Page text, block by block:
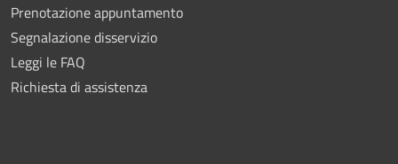
Prenotazione appuntamento
Segnalazione disservizio
Leggi le FAQ
Richiesta di assistenza